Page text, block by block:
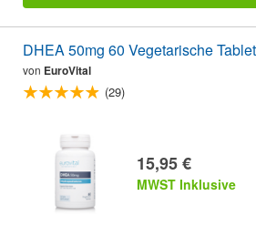
DHEA 50mg 60 Vegetarische
von EuroVital
(29)
15,95 €
MWST Inklusive